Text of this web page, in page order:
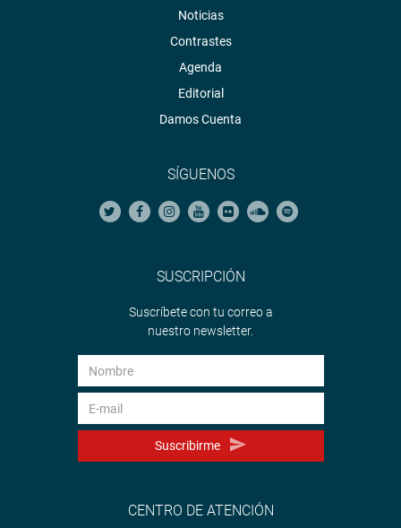
Noticias
Contrastes
Agenda
Editorial
Damos Cuenta
SÍGUENOS
SUSCRIPCIÓN
Suscríbete con tu correo a
nuestro newsletter.
Suscribirme
CENTRO DE ATENCIÓN